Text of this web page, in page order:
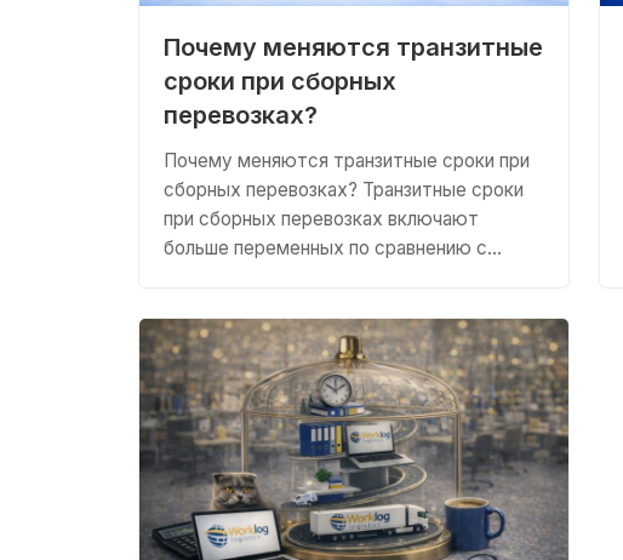
Почему меняются транзитные
сроки при сборных
перевозках?
Почему меняются транзитные сроки при
сборных перевозках? Транзитные сроки
при сборных перевозках включают
больше переменных по сравнению с…